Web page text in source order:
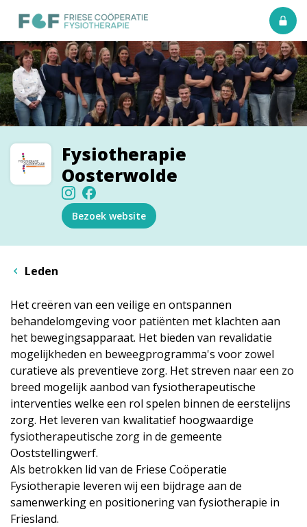
Fysiotherapie
Oosterwolde
Bezoek website
Leden
Het creëren van een veilige en ontspannen
behandelomgeving voor patiënten met klachten aan
het bewegingsapparaat. Het bieden van revalidatie
mogelijkheden en beweegprogramma's voor zowel
curatieve als preventieve zorg. Het streven naar een zo
breed mogelijk aanbod van fysiotherapeutische
interventies welke een rol spelen binnen de eerstelijns
zorg. Het leveren van kwalitatief hoogwaardige
fysiotherapeutische zorg in de gemeente
Ooststellingwerf.
Als betrokken lid van de Friese Coöperatie
Fysiotherapie leveren wij een bijdrage aan de
samenwerking en positionering van fysiotherapie in
Friesland.